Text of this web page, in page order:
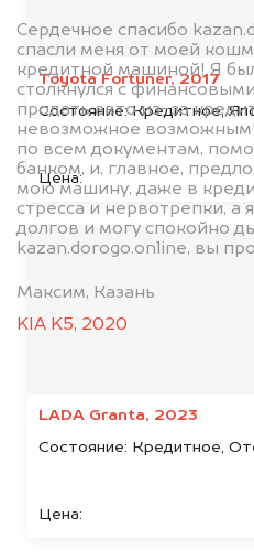
Toyota Fortuner, 2017
Состояние:Кредитное,
Цена:
LADA Granta, 2023
Состояние: Кредитное,
Цена:
Сердечное спасибо
спасли меня от моей
кредитной машиной! Я
столкнулся с
продать авто из-за
невозможное
по всем документам,
банком, и, главное,
мою машину, даже в
стресса и нервотрепки, а
долгов и могу спокойно
kazan.dorogo.online, вы
Максим, Казань
KIA K5, 2020